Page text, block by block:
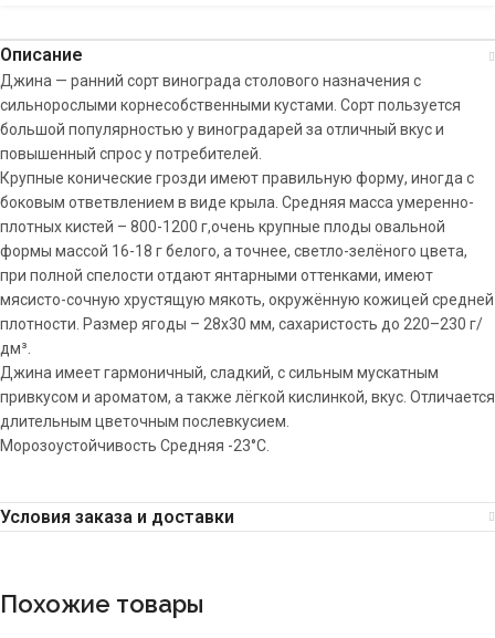
Описание
Джина — ранний сорт винограда столового назначения с
сильнорослыми корнесобственными кустами. Сорт пользуется
большой популярностью у виноградарей за отличный вкус и
повышенный спрос у потребителей.
Крупные конические грозди имеют правильную форму, иногда с
боковым ответвлением в виде крыла. Средняя масса умеренно-
плотных кистей – 800-1200 г,очень крупные плоды овальной
формы массой 16-18 г белого, а точнее, светло-зелёного цвета,
при полной спелости отдают янтарными оттенками, имеют
мясисто-сочную хрустящую мякоть, окружённую кожицей средней
плотности. Размер ягоды – 28х30 мм, сахаристость до 220–230 г/
дм³.
Джина имеет гармоничный, сладкий, с сильным мускатным
привкусом и ароматом, а также лёгкой кислинкой, вкус. Отличается
длительным цветочным послевкусием.
Морозоустойчивость Средняя -23°С.
Условия заказа и доставки
Похожие товары